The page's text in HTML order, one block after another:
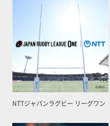
NTTジャパンラグビー リーグワン